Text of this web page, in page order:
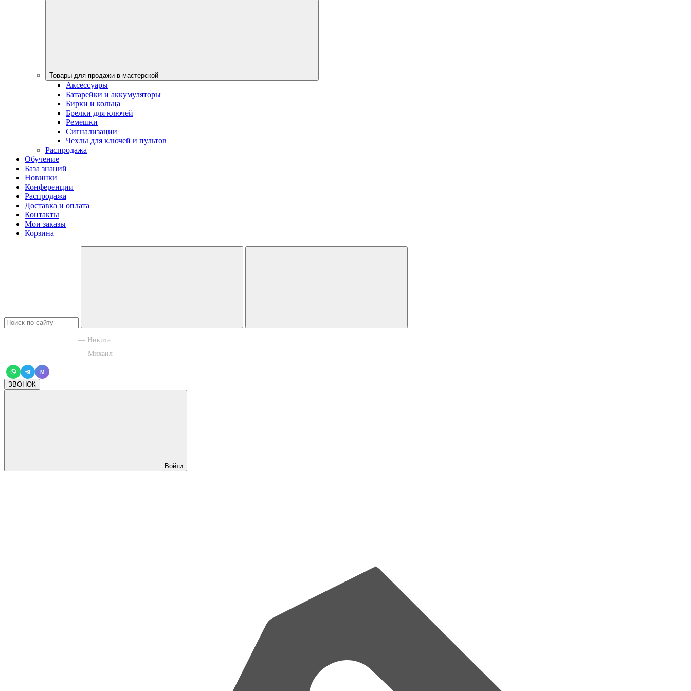
Товары для продажи в мастерской
Аксессуары
Батарейки и аккумуляторы
Бирки и кольца
Брелки для ключей
Ремешки
Сигнализации
Чехлы для ключей и пультов
Распродажа
Обучение
База знаний
Новинки
Конференции
Распродажа
Доставка и оплата
Контакты
Мои заказы
Корзина
— Никита
— Михаил
M
ЗВОНОК
Войти